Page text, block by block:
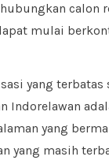
calon
mulai
yang
Indorelawan
yang
yang masih